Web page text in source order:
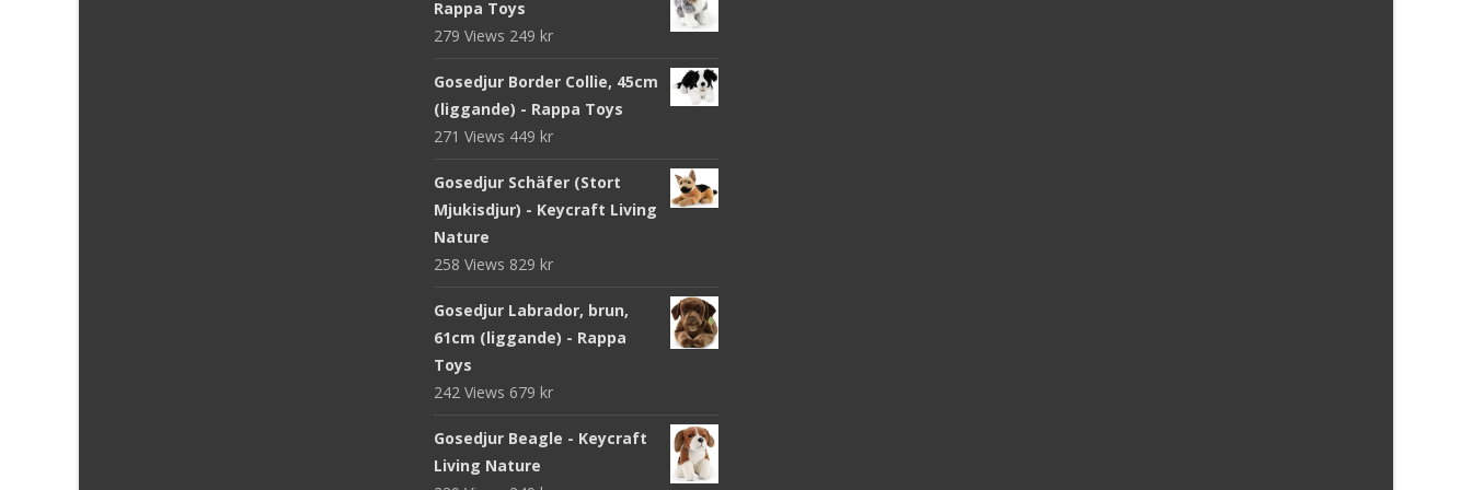
Rappa Toys
279 Views 249 kr
Gosedjur Border Collie, 45cm
(liggande) - Rappa Toys
271 Views 449 kr
Gosedjur Schäfer (Stort
Mjukisdjur) - Keycraft Living
Nature
258 Views 829 kr
Gosedjur Labrador, brun,
61cm (liggande) - Rappa
Toys
242 Views 679 kr
Gosedjur Beagle - Keycraft
Living Nature